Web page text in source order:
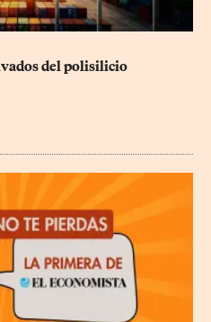
del polisilicio